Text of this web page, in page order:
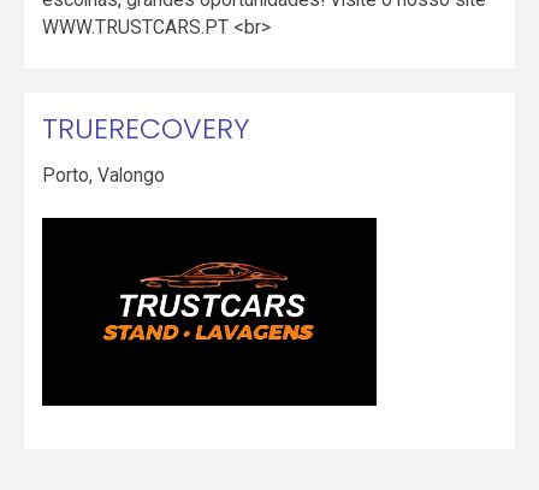
WWW.TRUSTCARS.PT <br>
TRUERECOVERY
Porto,Valongo